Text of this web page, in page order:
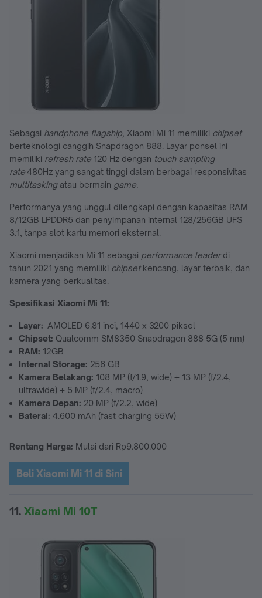
Sebagai handphone flagship, Xiaomi Mi 11 memiliki chipset
berteknologi canggih Snapdragon 888. Layar ponsel ini
memiliki refresh rate 120 Hz dengan touch sampling
rate480Hz yang sangat tinggi dalam berbagai responsivitas
multitasking atau bermain game.
Performanya yang unggul dilengkapi dengan kapasitas RAM
8/12GB LPDDR5 dan penyimpanan internal 128/256GB UFS
3.1, tanpa slot kartu memori eksternal.
Xiaomi menjadikan Mi 11 sebagai performance leaderdi
tahun 2021 yang memiliki chipset kencang, layar terbaik, dan
kamera yang berkualitas.
Spesifikasi Xiaomi Mi 11:
Layar: AMOLED 6.81 inci, 1440 x 3200 piksel
Chipset: Qualcomm SM8350 Snapdragon 888 5G (5 nm)
RAM: 12GB
Internal Storage: 256 GB
Kamera Belakang: 108 MP (f/1.9, wide) + 13 MP (f/2.4,
ultrawide) + 5 MP (f/2.4, macro)
Kamera Depan: 20 MP (f/2.2, wide)
Baterai: 4.600 mAh (fast charging 55W)
Rentang Harga: Mulai dari Rp9.800.000
Beli Xiaomi Mi 11 di Sini
11. Xiaomi Mi 10T